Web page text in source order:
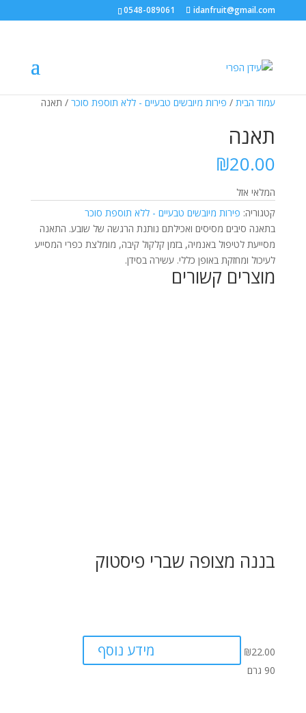
0548-089061 idanfruit@gmail.com
עמוד הבית/ פירות מיובשים טבעיים - ללא תוספת סוכר/ תאנה
תאנה
₪20.00
המלאי אזל
קטגוריה: פירות מיובשים טבעיים - ללא תוספת סוכר
בתאנה סיבים מסיסים ואכילתם נותנת הרגשה של שובע. התאנה
מסייעת לטיפול באנמיה, בזמן קלקול קיבה, מומלצת כפרי המסייע
לעיכול ומחזקת באופן כללי. עשירה בסידן.
מוצרים קשורים
בננה מצופה שברי פיסטוק
₪22.00 מידע נוסף
90 גרם